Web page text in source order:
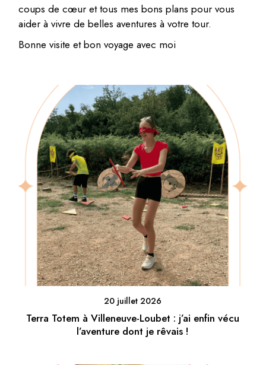
coups de cœur et tous mes bons plans pour vous
aider à vivre de belles aventures à votre tour.
Bonne visite et bon voyage avec moi
20 juillet 2026
Terra Totem à Villeneuve-Loubet : j’ai enfin vécu
l’aventure dont je rêvais !